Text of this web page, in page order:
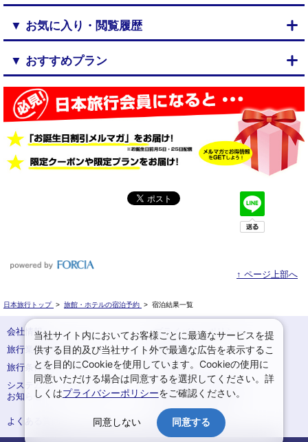
▼ お気に入り・閲覧履歴
▼ おすすめプラン
↑ ページ上部へ
日本旅行トップ > 旅館・ホテルの宿泊予約 > 宿泊結果一覧
会社情報
プライバシーポリシー
旅行業登録票・約款
規約集
旅行条件書
サイトマップ
システムメンテナンスの
お知らせ
お申込みまでの手順
よくある質問
予約確認・変更
当社サイト内においてお客様ごとに最適なサービスを提
供する目的及び当社サイト外で最適な広告を表示するこ
とを目的にCookieを使用しています。Cookieの使用に
同意いただける場合は同意するを選択してください。詳
しくはプライバシーポリシーをご確認ください。
同意しない 同意する